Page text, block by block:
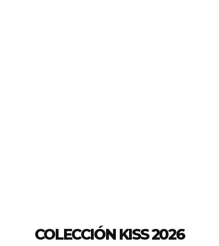
COLECCIÓN KISS 2026